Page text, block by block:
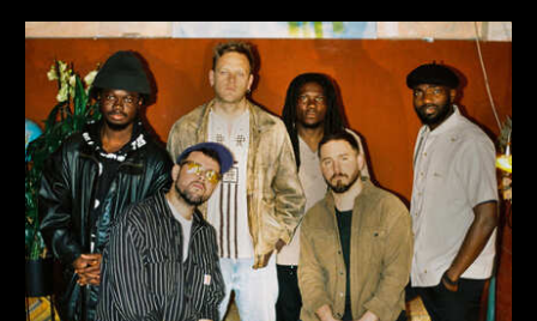
Voir le profil de l'artiste